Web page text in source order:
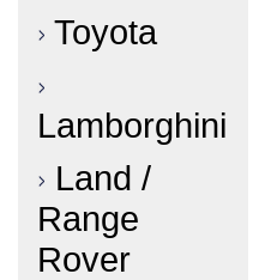
Toyota
Lamborghini
Land /
Range
Rover